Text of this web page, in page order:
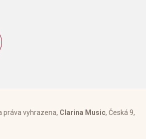
práva vyhrazena, Clarina Music, Česká 9,